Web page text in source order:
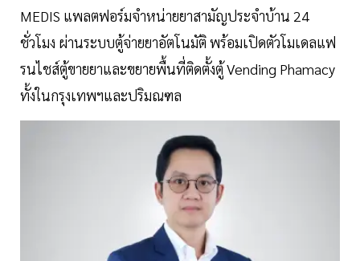
MEDIS แพลตฟอร์มจำหน่ายยาสามัญประจำบ้าน 24
ชั่วโมง ผ่านระบบตู้จ่ายยาอัตโนมัติ พร้อมเปิดตัวโมเดลแฟ
รนไชส์ตู้ขายยาและขยายพื้นที่ติดตั้งตู้ Vending Phamacy
ทั้งในกรุงเทพฯและปริมณฑล